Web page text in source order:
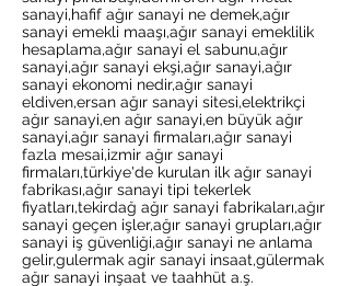
sanayi,hafif ağır sanayi ne demek,ağır
sanayi emekli maaşı,ağır sanayi emeklilik
hesaplama,ağır sanayi el sabunu,ağır
sanayi,ağır sanayi ekşi,ağır sanayi,ağır
sanayi ekonomi nedir,ağır sanayi
eldiven,ersan ağır sanayi sitesi,elektrikçi
ağır sanayi,en ağır sanayi,en büyük ağır
sanayi,ağır sanayi firmaları,ağır sanayi
fazla mesai,izmir ağır sanayi
firmaları,türkiye'de kurulan ilk ağır sanayi
fabrikası,ağır sanayi tipi tekerlek
fiyatları,tekirdağ ağır sanayi fabrikaları,ağır
sanayi geçen işler,ağır sanayi grupları,ağır
sanayi iş güvenliği,ağır sanayi ne anlama
gelir,gulermak agir sanayi insaat,gülermak
ağır sanayi inşaat ve taahhüt a.ş.